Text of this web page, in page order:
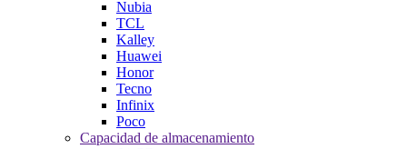
Nubia
TCL
Kalley
Huawei
Honor
Tecno
Infinix
Poco
Capacidad de almacenamiento